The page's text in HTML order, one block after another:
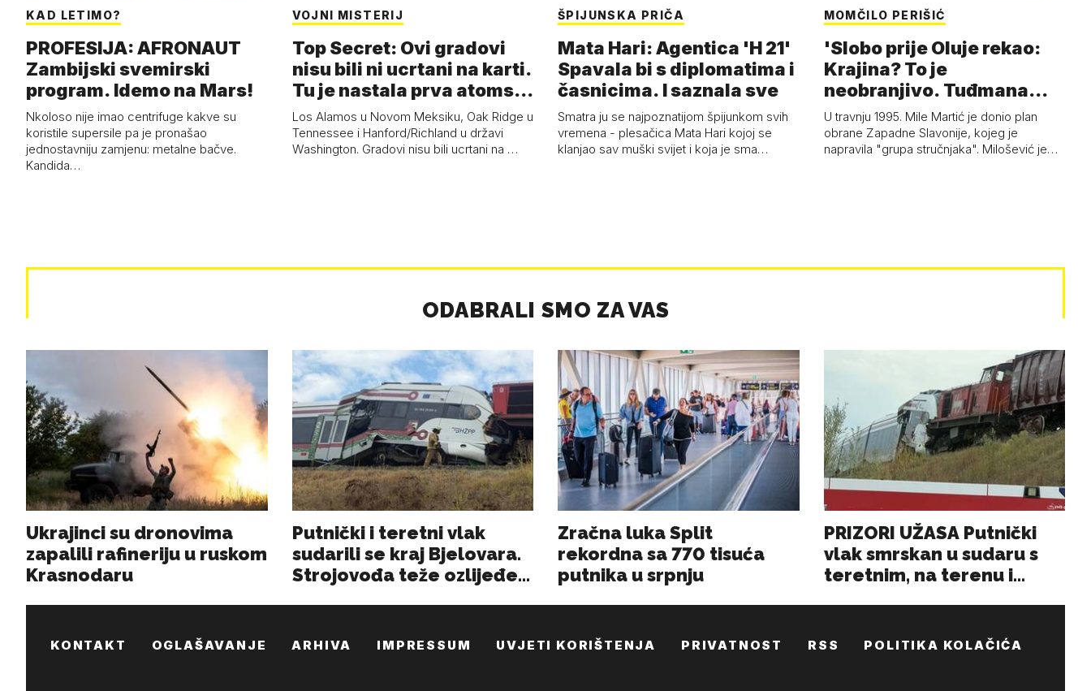
KAD LETIMO?
PROFESIJA: AFRONAUT
Zambijski svemirski
program. Idemo na Mars!
Nkoloso nije imao centrifuge kakve su
koristile supersile pa je pronašao
jednostavniju zamjenu: metalne bačve.
Kandida…
VOJNI MISTERIJ
Top Secret: Ovi gradovi
nisu bili ni ucrtani na karti.
Tu je nastala prva atoms…
Los Alamos u Novom Meksiku, Oak Ridge u
Tennessee i Hanford/Richland u državi
Washington. Gradovi nisu bili ucrtani na …
ŠPIJUNSKA PRIČA
Mata Hari: Agentica 'H 21'
Spavala bi s diplomatima i
časnicima. I saznala sve
Smatra ju se najpoznatijom špijunkom svih
vremena - plesačica Mata Hari kojoj se
klanjao sav muški svijet i koja je sma…
MOMČILO PERIŠIĆ
'Slobo prije Oluje rekao:
Krajina? To je
neobranjivo. Tuđmana
zvao Krivousti'
U travnju 1995. Mile Martić je donio plan
obrane Zapadne Slavonije, kojeg je
napravila "grupa stručnjaka". Milošević je…
KONTAKT OGLAŠAVANJE ARHIVA IMPRESSUM UVJETI KORIŠTENJA PRIVATNOST RSS POLITIKA KOLAČIĆA